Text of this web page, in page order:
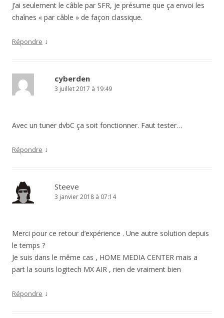
J’ai seulement le câble par SFR, je présume que ça envoi les
chaînes « par câble » de façon classique.
Répondre ↓
cyberden
3 juillet 2017 à 19:49
Avec un tuner dvbC ça soit fonctionner. Faut tester…
Répondre ↓
Steeve
3 janvier 2018 à 07:14
Merci pour ce retour d’expérience . Une autre solution depuis
le temps ?
Je suis dans le même cas , HOME MEDIA CENTER mais a
part la souris logitech MX AIR , rien de vraiment bien
Répondre ↓